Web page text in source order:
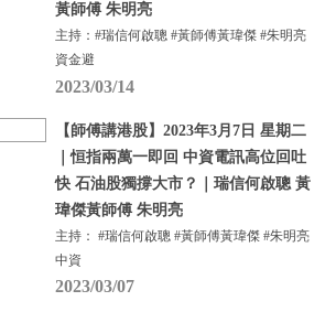
黃師傅 朱明亮
主持：#瑞信何啟聰 #黃師傅黃瑋傑 #朱明亮
資金避
2023/03/14
【師傅講港股】2023年3月7日 星期二
｜恒指兩萬一即回 中資電訊高位回吐
快 石油股獨撐大市？｜瑞信何啟聰 黃
瑋傑黃師傅 朱明亮
主持： #瑞信何啟聰 #黃師傅黃瑋傑 #朱明亮
中資
2023/03/07